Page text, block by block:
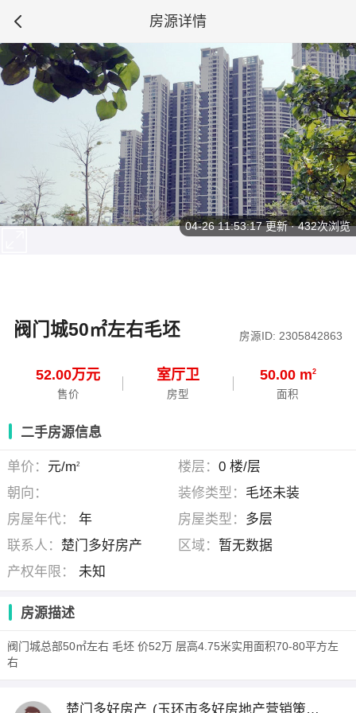
房源详情
阀门城50㎡左右毛坯 房源ID: 2305842863
52.00万元
售价
室厅卫
房型
50.00 m2
面积
04-26 11:53:17更新 · 432次浏览
二手房源信息
单价： 元/m2 楼层： 0 楼/层
朝向：
装修类型： 毛坯未装
房屋年代：
年 房屋类型： 多层
联系人： 楚门多好房产 区域： 暂无数据
产权年限：
未知
房源描述
阀门城总部50㎡左右 毛坯 价52万 层高4.75米实用面积70-80平方左
右
楚门多好房产 (玉环市多好房地产营销策划有限公司 )